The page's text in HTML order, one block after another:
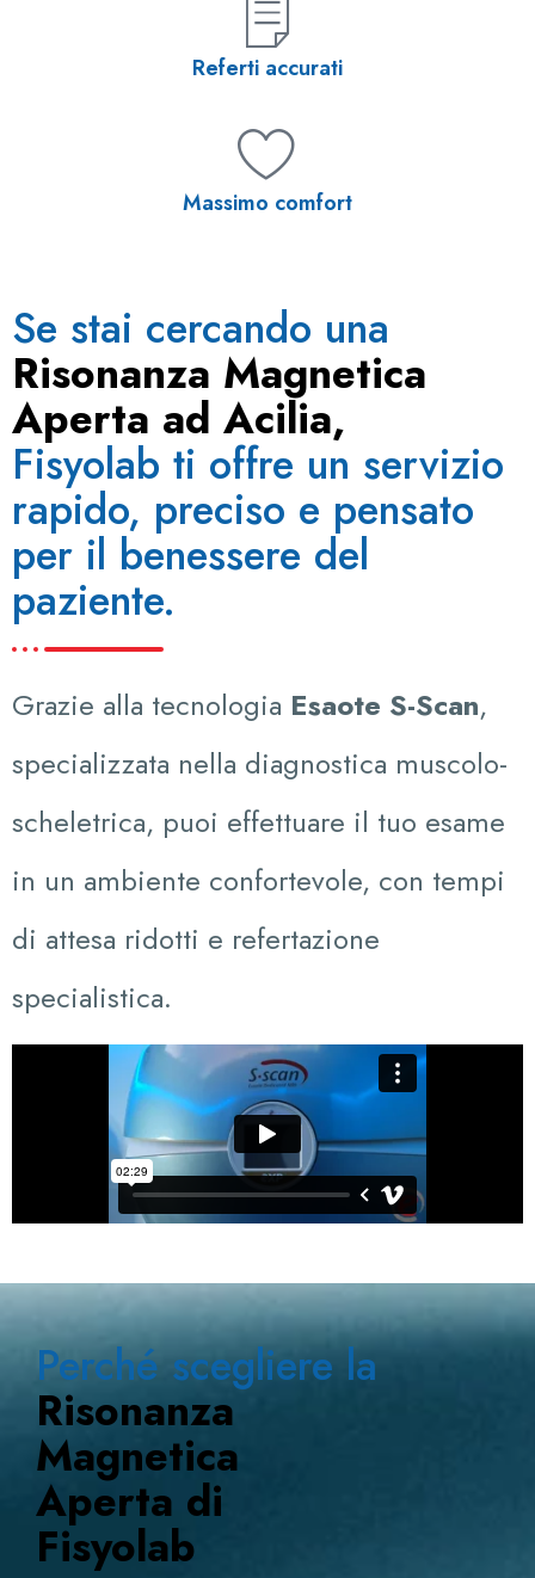
Referti accurati
Massimo comfort
Se stai cercando una
Risonanza Magnetica
Aperta ad Acilia,
Fisyolab ti offre un servizio
rapido, preciso e pensato
per il benessere del
paziente.
Grazie alla tecnologia Esaote S-Scan,
specializzata nella diagnostica muscolo-
scheletrica, puoi effettuare il tuo esame
in un ambiente confortevole, con tempi
di attesa ridotti e refertazione
specialistica.
Perché scegliere la
Risonanza
Magnetica
Aperta di
Fisyolab